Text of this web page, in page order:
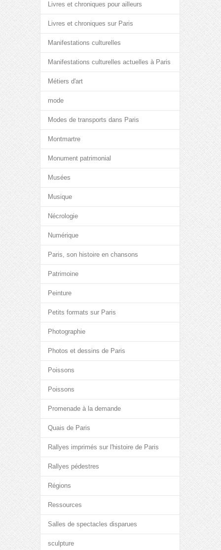
Livres et chroniques pour ailleurs
Livres et chroniques sur Paris
Manifestations culturelles
Manifestations culturelles actuelles à Paris
Métiers d'art
mode
Modes de transports dans Paris
Montmartre
Monument patrimonial
Musées
Musique
Nécrologie
Numérique
Paris, son histoire en chansons
Patrimoine
Peinture
Petits formats sur Paris
Photographie
Photos et dessins de Paris
Poissons
Poissons
Promenade à la demande
Quais de Paris
Rallyes imprimés sur l'histoire de Paris
Rallyes pédestres
Régions
Ressources
Salles de spectacles disparues
sculpture